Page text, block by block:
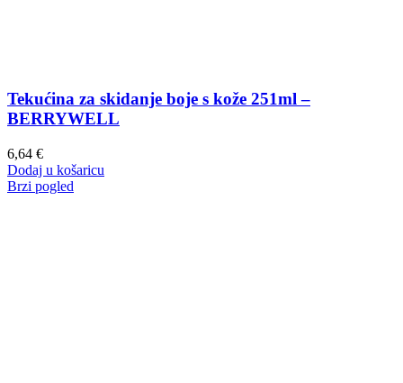
Tekućina za skidanje boje s kože 251ml –
BERRYWELL
6,64 €
Dodaj u košaricu
Brzi pogled